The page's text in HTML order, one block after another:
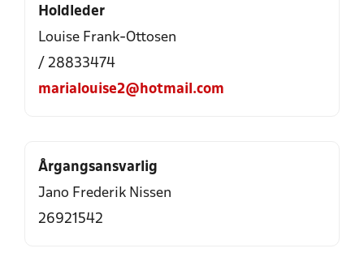
Holdleder
Louise Frank-Ottosen
/ 28833474
marialouise2@hotmail.com
Årgangsansvarlig
Jano Frederik Nissen
26921542